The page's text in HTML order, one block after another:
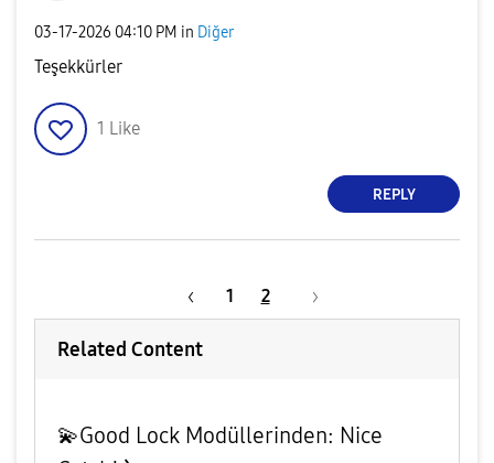
‎03-17-2026 04:10 PM in Diğer
Teşekkürler
1 Like
REPLY
1 2
Related Content
💫Good Lock Modüllerinden: Nice